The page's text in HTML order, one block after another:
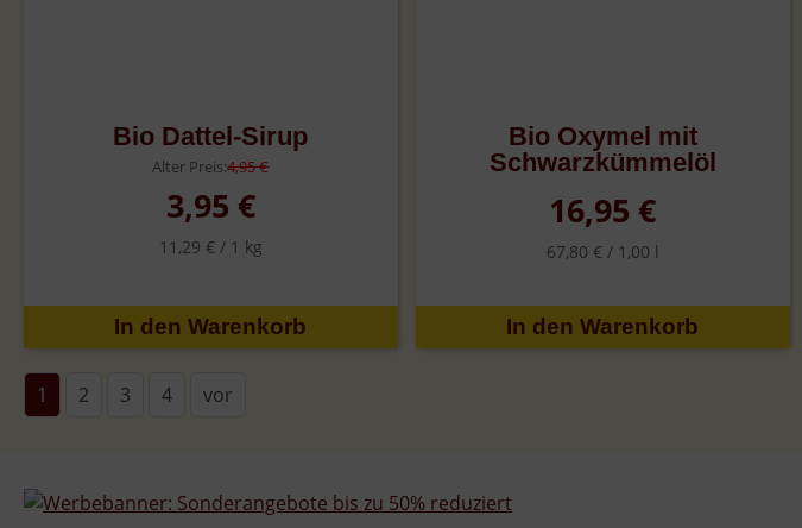
Bio Dattel-Sirup
Alter Preis:4,95 €
3,95 €
11,29 € / 1 kg
Bio Oxymel mit
Schwarzkümmelöl
16,95 €
67,80 € / 1,00 l
1 2 3 4 vor